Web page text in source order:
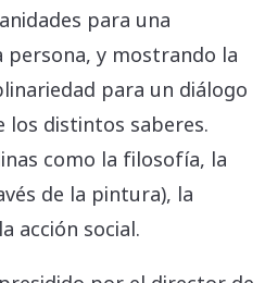
para una
y mostrando la
para un diálogo
distintos saberes.
como la filosofía, la
de la pintura), la
acción social.